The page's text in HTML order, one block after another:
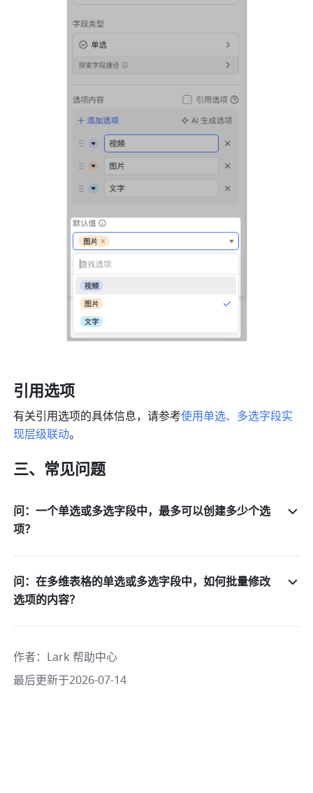
引用选项
有关引用选项的具体信息，请参考使用单选、多选字段实
现层级联动。
三、常见问题
问：一个单选或多选字段中，最多可以创建多少个选
项？
问：在多维表格的单选或多选字段中，如何批量修改
选项的内容？
作者： Lark 帮助中心
最后更新于2026-07-14